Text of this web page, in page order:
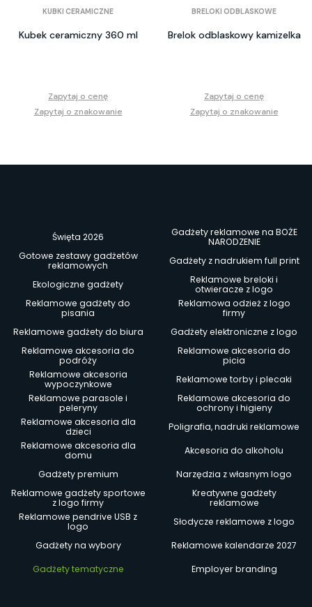
KUBKI CERAMICZNE
Kubek ceramiczny 360 ml
Zapytaj o cenę
Zapytaj o znakowanie
BRELOKI ODBLASKOWE
Brelok odblaskowy kamizelka
Zapytaj o cenę
Zapytaj o znakowanie
Święta 2026
Gadżety reklamowe na BOŻE
NARODZENIE
Gotowe zestawy gadżetów
reklamowych
Gadżety z nadrukiem full print
Ekologiczne gadżety
Reklamowe breloki i
otwieracze z logo
Reklamowe gadżety do
pisania
Reklamowa odzież z logo
firmy
Reklamowe gadżety do biura
Gadżety elektroniczne z logo
Reklamowe akcesoria do
podróży
Reklamowe akcesoria do
picia
Reklamowe akcesoria
wypoczynkowe
Reklamowe torby i plecaki
Reklamowe parasole i
peleryny
Reklamowe akcesoria do
ochrony i higieny
Reklamowe akcesoria dla
dzieci
Poligrafia, nadruki reklamowe
Reklamowe akcesoria dla
domu
Akcesoria do alkoholu
Gadżety premium
Narzędzia z własnym logo
Reklamowe gadżety sportowe
z logo firmy
Kreatywne gadżety
reklamowe
Reklamowe pendrive USB z
logo
Słodycze reklamowe z logo
Gadżety na wybory
Reklamowe kalendarze 2027
Gadżety tematyczne
Employer branding